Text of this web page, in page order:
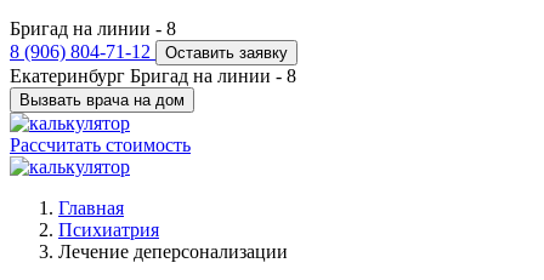
Бригад на линии - 8
8 (906) 804-71-12
Оставить заявку
Екатеринбург Бригад на линии - 8
Вызвать врача на дом
Рассчитать стоимость
Главная
Психиатрия
Лечение деперсонализации